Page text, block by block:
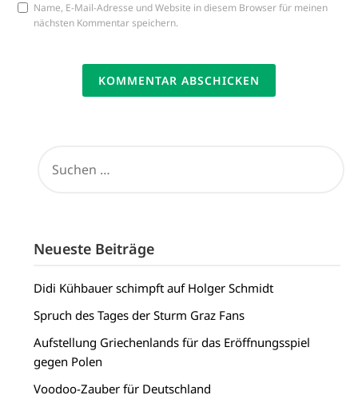
Name, E-Mail-Adresse und Website in diesem Browser für meinen
nächsten Kommentar speichern.
NACH:
Neueste Beiträge
Didi Kühbauer schimpft auf Holger Schmidt
Spruch des Tages der Sturm Graz Fans
Aufstellung Griechenlands für das Eröffnungsspiel
gegen Polen
Voodoo-Zauber für Deutschland